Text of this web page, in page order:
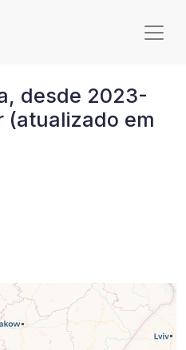
desde 2023-
(atualizado em